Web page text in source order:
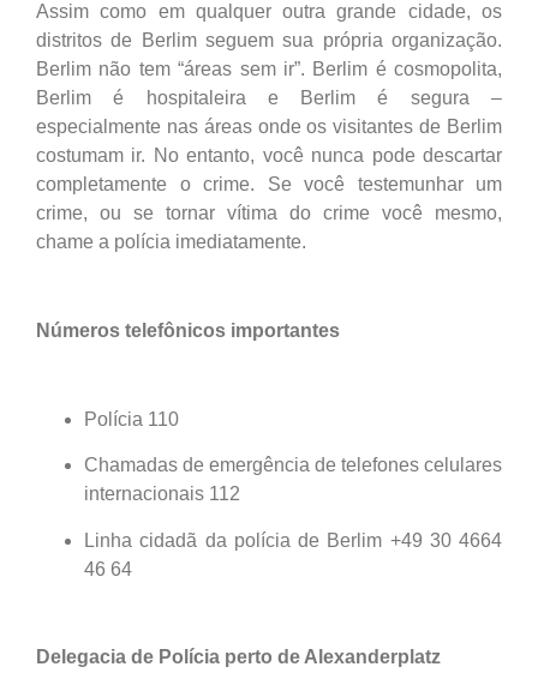
Assim como em qualquer outra grande cidade, os
distritos de Berlim seguem sua própria organização.
Berlim não tem “áreas sem ir”. Berlim é cosmopolita,
Berlim é hospitaleira e Berlim é segura –
especialmente nas áreas onde os visitantes de Berlim
costumam ir. No entanto, você nunca pode descartar
completamente o crime. Se você testemunhar um
crime, ou se tornar vítima do crime você mesmo,
chame a polícia imediatamente.
Números telefônicos importantes
Polícia 110
Chamadas de emergência de telefones celulares
internacionais 112
Linha cidadã da polícia de Berlim +49 30 4664
46 64
Delegacia de Polícia perto de Alexanderplatz